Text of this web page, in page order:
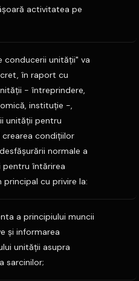
activitatea pe
conducerii unităţii" va
în raport cu
- întreprindere,
instituţie -,
unităţii pentru
crearea condiţiilor
normale a
pentru întărirea
principal cu privire la:
a principiului muncii
şi informarea
unităţii asupra
sarcinilor;